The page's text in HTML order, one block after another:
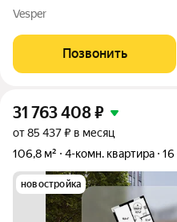
ценителей комфортной
площадью 3,7 га расположен
воплощает новую
Vesper
Позвонить
31 763 408₽
от 85 437 ₽ в месяц
106,8 м²
4-комн. квартира 16
новостройка